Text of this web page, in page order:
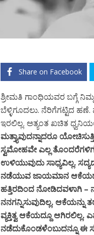
Share on Facebook
ಶ್ರೀಮತಿ ಗಾಂಧಿಯವರ ಬಗ್ಗೆ
ಬೆಳ್ಳಿಗೂದಲು. ನೆರಿಗೆಗಟ್ಟಿದ ಹಣೆ.
ಇರಲಿಲ್ಲ. ಅತ್ಯಂತ ಖಚಿತ
ಮತ್ತ್ಯಾವುದನ್ನಾದರೂ
ಸ್ವಮೋಹವೇ ಎಲ್ಲ
ಉಳಿಯುವುದು ಸಾಧ್ಯವಿಲ್ಲ.
ನಡೆಯುವ ಜಾಯಮಾನ
ಹತ್ತಿರದಿಂದ ನೋಡಿದವಳಾಗಿ –
ನನಗನ್ನಿಸುವುದಿಲ್ಲ. ಆಕೆಯನ್ನು
ವ್ಯಕ್ತಿತ್ವ ಆಕೆಯದ್ದೂ
ನಡೆದುಕೊಂಡಳೆಂಬುದನ್ನೂ ಈ